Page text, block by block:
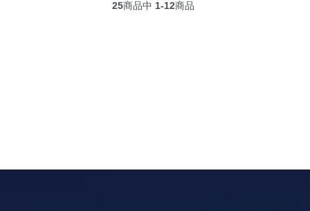
25商品中 1-12商品